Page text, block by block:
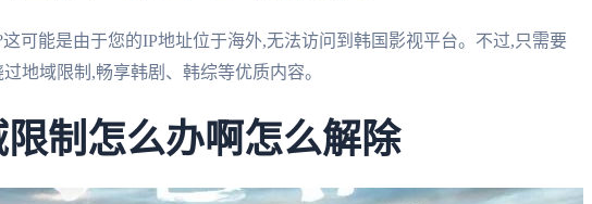
可能是由于您的IP地址位于海外,无法访问到韩国影视平台。不过,只需要
地域限制,畅享韩剧、韩综等优质内容。
制怎么办啊怎么解除